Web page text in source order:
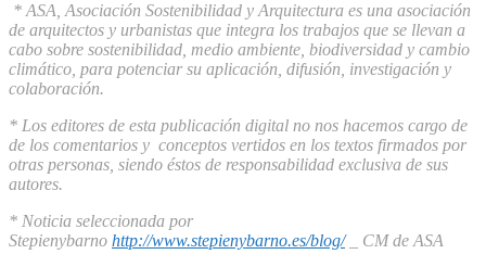
* ASA, Asociación Sostenibilidad y Arquitectura es una asociación
de arquitectos y urbanistas que integra los trabajos que se llevan a
cabo sobre sostenibilidad, medio ambiente, biodiversidad y cambio
climático, para potenciar su aplicación, difusión, investigación y
colaboración.
* Los editores de esta publicación digital no nos hacemos cargo de
de los comentarios y conceptos vertidos en los textos firmados por
otras personas, siendo éstos de responsabilidad exclusiva de sus
autores.
* Noticia seleccionada por
Stepienybarno http://www.stepienybarno.es/blog/
_ CM de ASA